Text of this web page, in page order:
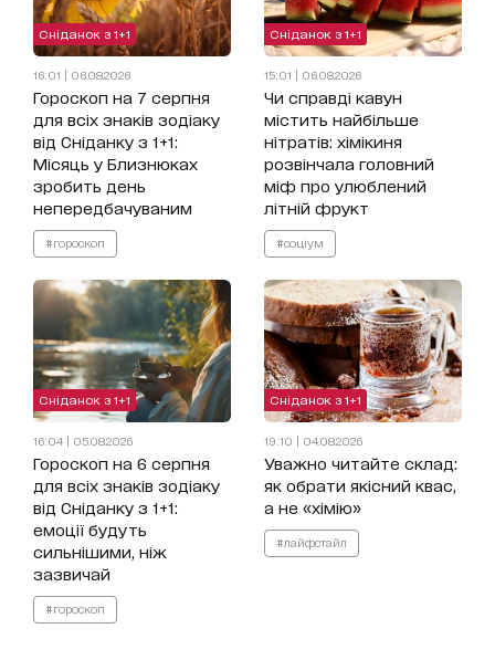
Сніданок з 1+1
16:01 | 06.08.2026
Гороскоп на 7 серпня
для всіх знаків зодіаку
від Сніданку з 1+1:
Місяць у Близнюках
зробить день
непередбачуваним
#гороскоп
Сніданок з 1+1
15:01 | 06.08.2026
Чи справді кавун
містить найбільше
нітратів: хімікиня
розвінчала головний
міф про улюблений
літній фрукт
#соціум
Сніданок з 1+1
16:04 | 05.08.2026
Гороскоп на 6 серпня
для всіх знаків зодіаку
від Сніданку з 1+1:
емоції будуть
сильнішими, ніж
зазвичай
#гороскоп
Сніданок з 1+1
19:10 | 04.08.2026
Уважно читайте склад:
як обрати якісний квас,
а не «хімію»
#лайфстайл